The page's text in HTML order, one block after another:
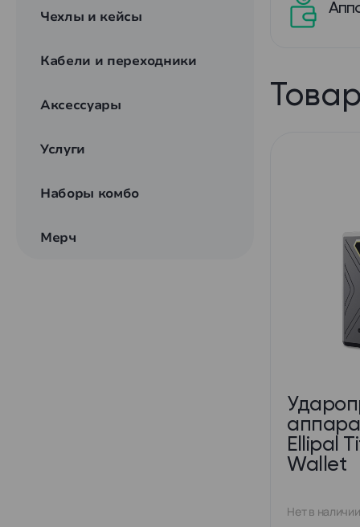
Чехлы и кейсы
Кабели и переходники
Аксессуары
Услуги
Наборы комбо
Мерч
Ellipal
Wallet
Нет в наличии